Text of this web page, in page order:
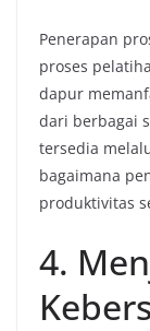
Penerapan
proses
dapur
dari berbagai
tersedia
bagaimana
produktivitas
4.